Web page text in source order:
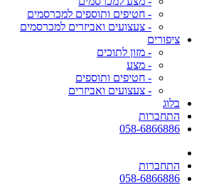
- חטיפים ותוספים למכרסמים
- צעצועים ואביזרים למכרסמים
ציפורים
- מזון לתוכים
- מצע
- חטיפים ותוספים
- צעצועים ואביזרים
בלוג
התחברות
058-6866886
התחברות
058-6866886